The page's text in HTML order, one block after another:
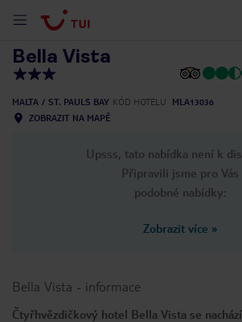
Bella Vista
MALTA ST. PAUL`S BAY KÓD HOTELU
MLA13036
ZOBRAZIT NA MAPĚ
Upsss, tato nabídka není k
Připravili jsme pro Vás
podobné nabídky:
Zobrazit více »
Bella Vista - informace
Čtyřhvězdičkový hotel Bella Vista se